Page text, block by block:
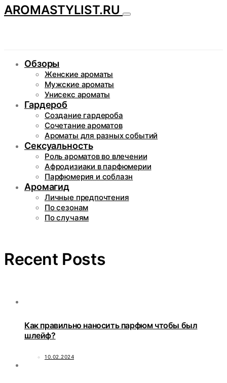
AROMASTYLIST.RU
Обзоры
Женские ароматы
Мужские ароматы
Унисекс ароматы
Гардероб
Создание гардероба
Сочетание ароматов
Ароматы для разных событий
Сексуальность
Роль ароматов во влечении
Афродизиаки в парфюмерии
Парфюмерия и соблазн
Аромагид
Личные предпочтения
По сезонам
По случаям
Recent Posts
Как правильно наносить парфюм чтобы был
шлейф?
10.02.2024